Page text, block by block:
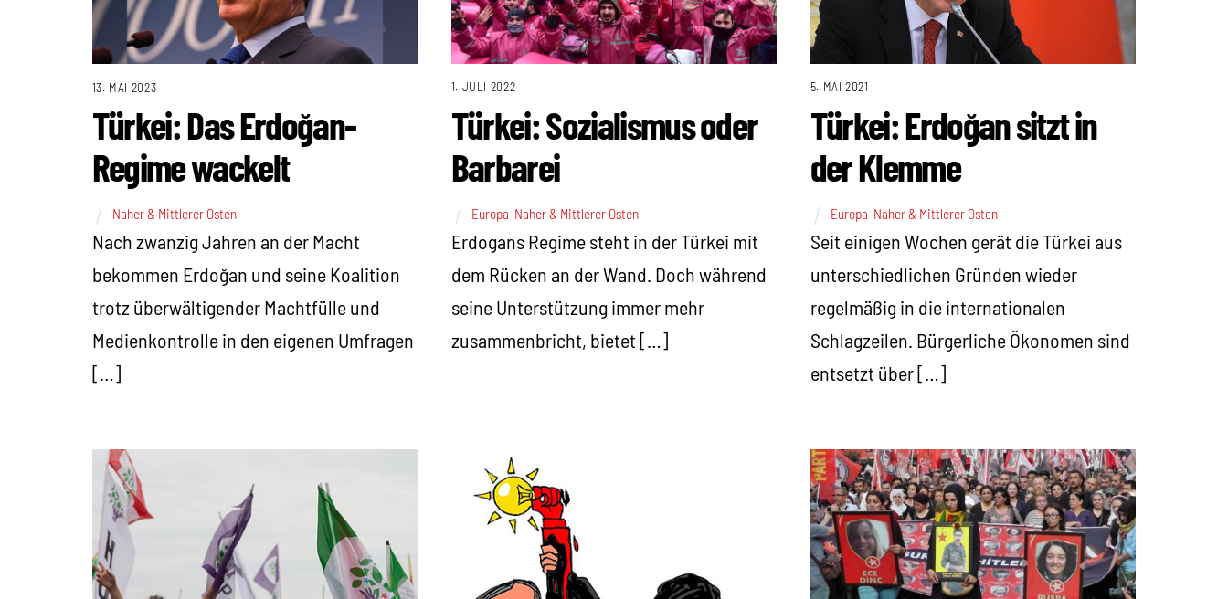
13. MAI 2023
Türkei: Das Erdoğan-
Regime wackelt
Naher & Mittlerer Osten
Nach zwanzig Jahren an der Macht
bekommen Erdoğan und seine Koalition
trotz überwältigender Machtfülle und
Medienkontrolle in den eigenen Umfragen
[…]
1. JULI 2022
Türkei: Sozialismus oder
Barbarei
Europa Naher & Mittlerer Osten
Erdogans Regime steht in der Türkei mit
dem Rücken an der Wand. Doch während
seine Unterstützung immer mehr
zusammenbricht, bietet […]
5. MAI 2021
Türkei: Erdoğan sitzt in
der Klemme
Europa Naher & Mittlerer Osten
Seit einigen Wochen gerät die Türkei aus
unterschiedlichen Gründen wieder
regelmäßig in die internationalen
Schlagzeilen. Bürgerliche Ökonomen sind
entsetzt über […]